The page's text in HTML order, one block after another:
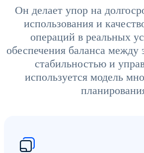
Он делает упор на
использования и
операций в реальных
обеспечения баланса
стабильностью и
используется модель